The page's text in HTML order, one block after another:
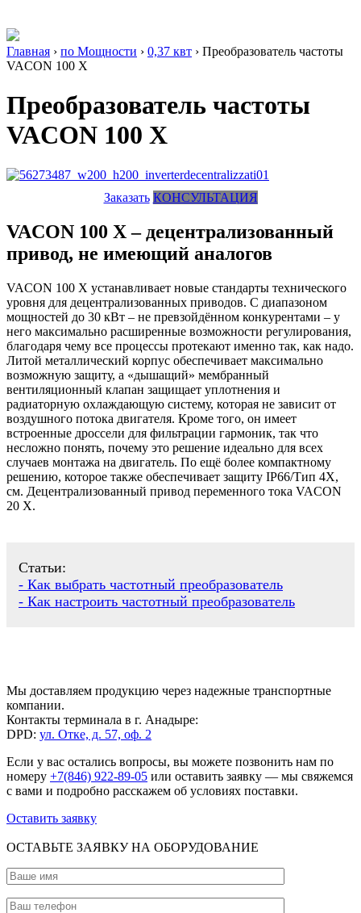
Главная › по Мощности › 0,37 квт › Преобразователь частоты
VACON 100 X
Преобразователь частоты
VACON 100 X
Заказать КОНСУЛЬТАЦИЯ
VACON 100 X – децентрализованный
привод, не имеющий аналогов
VACON 100 X устанавливает новые стандарты технического
уровня для децентрализованных приводов. С диапазоном
мощностей до 30 кВт – не превзойдённом конкурентами – у
него максимально расширенные возможности регулирования,
благодаря чему все процессы протекают именно так, как надо.
Литой металлический корпус обеспечивает максимально
возможную защиту, а «дышащий» мембранный
вентиляционный клапан защищает уплотнения и
радиаторную охлаждающую систему, которая не зависит от
воздушного потока двигателя. Кроме того, он имеет
встроенные дроссели для фильтрации гармоник, так что
несложно понять, почему это решение идеально для всех
случаев монтажа на двигатель. По ещё более компактному
решению, которое также обеспечивает защиту IP66/Тип 4X,
см. Децентрализованный привод переменного тока VACON
20 X.
Статьи:
- Как выбрать частотный преобразователь
- Как настроить частотный преобразователь
Мы доставляем продукцию через надежные транспортные
компании.
Контакты терминала в г. Анадыре:
DPD: ул. Отке, д. 57, оф. 2
Если у вас остались вопросы, вы можете позвонить нам по
номеру +7(846) 922-89-05 или оставить заявку — мы свяжемся
с вами и подробно расскажем об условиях поставки.
Оставить заявку
ОСТАВЬТЕ ЗАЯВКУ НА ОБОРУДОВАНИЕ